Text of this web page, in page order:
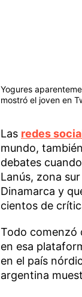
Yogures
mostró el joven en
Las redes
mundo,
debates
Lanús, zona
Dinamarca y
cientos de
Todo comenzó
en esa
en el país
argentina